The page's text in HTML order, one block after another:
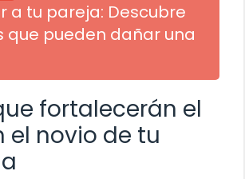
a tu pareja: Descubre
que pueden dañar una
fortalecerán el
el novio de tu